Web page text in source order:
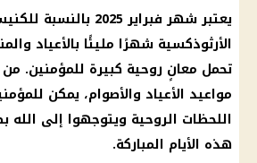
يعتبرشهر فبراير 2025
بالنسبة
الأرثوذكسية شهرًا مليئًا بالأعياد
تحمل معانٍ روحية كبيرة للمؤمنين.
مواعيد الأعياد والأصوام، يمكن
اللحظات الروحية ويتوجهوا إلى الله
هذه الأيام المباركة.